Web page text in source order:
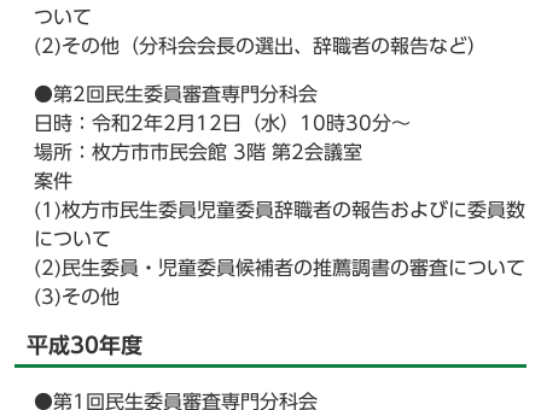
ついて
(2)その他（分科会会長の選出、辞職者の報告など）
●第2回民生委員審査専門分科会
日時：令和2年2月12日（水）10時30分～
場所：枚方市市民会館 3階 第2会議室
案件
(1)枚方市民生委員児童委員辞職者の報告およびに委員数
について
(2)民生委員・児童委員候補者の推薦調書の審査について
(3)その他
平成30年度
●第1回民生委員審査専門分科会